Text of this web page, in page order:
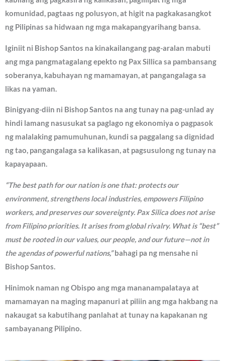
komunidad, pagtaas ng polusyon, at higit na pagkakasangkot
ng Pilipinas sa hidwaan ng mga makapangyarihang bansa.
Iginiit ni Bishop Santos na kinakailangang pag-aralan mabuti
ang mga pangmatagalang epekto ng Pax Sillica sa pambansang
soberanya, kabuhayan ng mamamayan, at pangangalaga sa
likas na yaman.
Binigyang-diin ni Bishop Santos na ang tunay na pag-unlad ay
hindi lamang nasusukat sa paglago ng ekonomiya o pagpasok
ng malalaking pamumuhunan, kundi sa paggalang sa dignidad
ng tao, pangangalaga sa kalikasan, at pagsusulong ng tunay na
kapayapaan.
“The best path for our nation is one that: protects our
environment, strengthens local industries, empowers Filipino
workers, and preserves our sovereignty. Pax Silica does not arise
from Filipino priorities. It arises from global rivalry. What is “best”
must be rooted in our values, our people, and our future—not in
the agendas of powerful nations,”bahagi pa ng mensahe ni
Bishop Santos.
Hinimok naman ng Obispo ang mga mananampalataya at
mamamayan na maging mapanuri at piliin ang mga hakbang na
nakaugat sa kabutihang panlahat at tunay na kapakanan ng
sambayanang Pilipino.